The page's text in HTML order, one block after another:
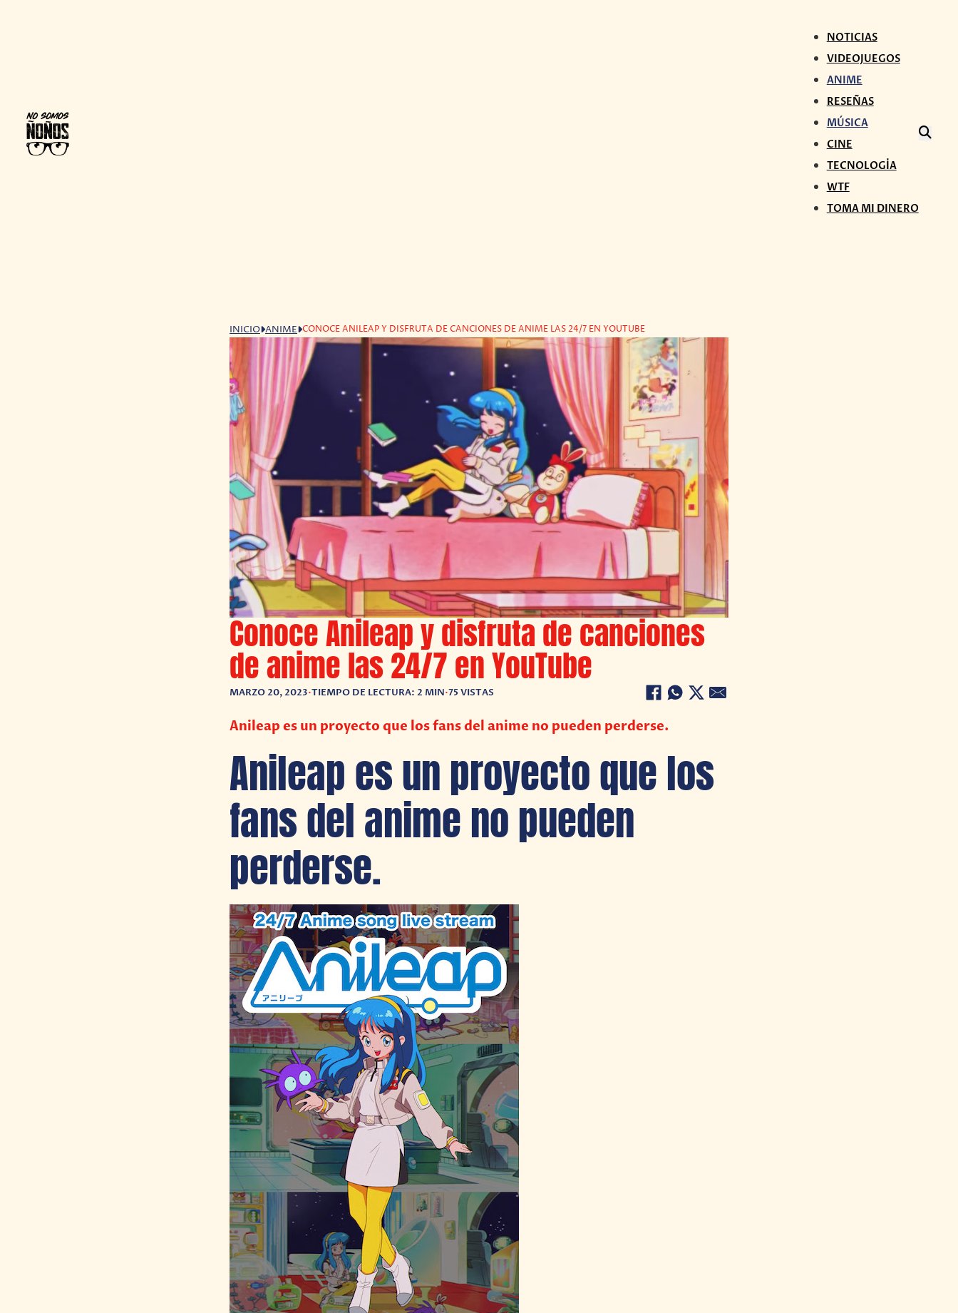
NOTICIAS
VIDEOJUEGOS
ANIME
RESEÑAS
MÚSICA
CINE
TECNOLOGÍA
WTF
TOMA MI DINERO
INICIO ANIME CONOCE ANILEAP Y DISFRUTA DE CANCIONES DE ANIME LAS 24/7 EN YOUTUBE
Conoce Anileap y disfruta de canciones
de anime las 24/7 en YouTube
MARZO 20, 2023•TIEMPO DE LECTURA: 2 MIN•75 VISTAS
Anileap es un proyecto que los fans del anime no pueden perderse.
Anileap es un proyecto que los
fans del anime no pueden
perderse.